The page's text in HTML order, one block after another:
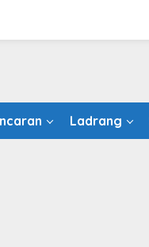
Ladrang